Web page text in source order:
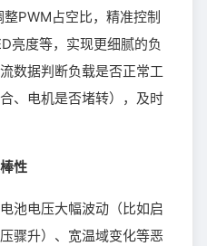
PWM占空比，精准控制
亮度等，实现更细腻的负
数据判断负载是否正常工
、电机是否堵转），及时
性
池电压大幅波动（比如启
骤升）、宽温域变化等恶